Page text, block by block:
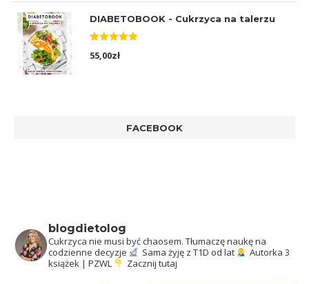
DIABETOBOOK - Cukrzyca na talerzu
5.00na 5
55,00zł
FACEBOOK
blogdietolog
Cukrzyca nie musi być chaosem. Tłumaczę naukę na
codzienne decyzje
Sama żyję z T1D od lat
Autorka 3
książek | PZWL
Zacznij tutaj